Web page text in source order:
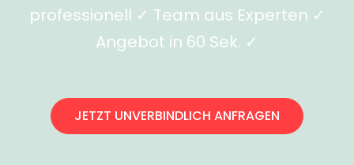
professionell ✓ Team aus Experten ✓
Angebot in 60 Sek. ✓
JETZT UNVERBINDLICH ANFRAGEN